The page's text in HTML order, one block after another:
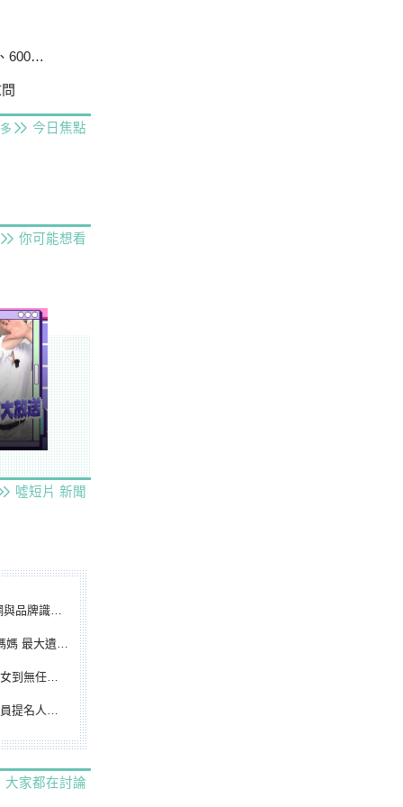
停電
今日焦點
你可能想看
噓短片 新聞
誌重磅啟用
憾無緣大聯盟
判人生國際發光
名 將另提他人
大家都在討論